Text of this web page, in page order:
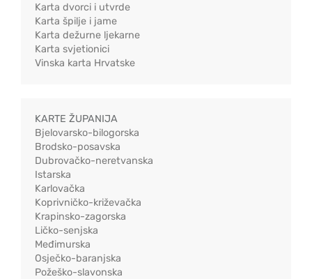
Karta dvorci i utvrde
Karta špilje i jame
Karta dežurne ljekarne
Karta svjetionici
Vinska karta Hrvatske
KARTE ŽUPANIJA
Bjelovarsko-bilogorska
Brodsko-posavska
Dubrovačko-neretvanska
Istarska
Karlovačka
Koprivničko-križevačka
Krapinsko-zagorska
Ličko-senjska
Međimurska
Osječko-baranjska
Požeško-slavonska